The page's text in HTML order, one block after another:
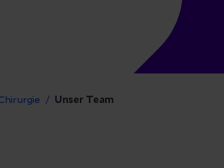
Unser Team